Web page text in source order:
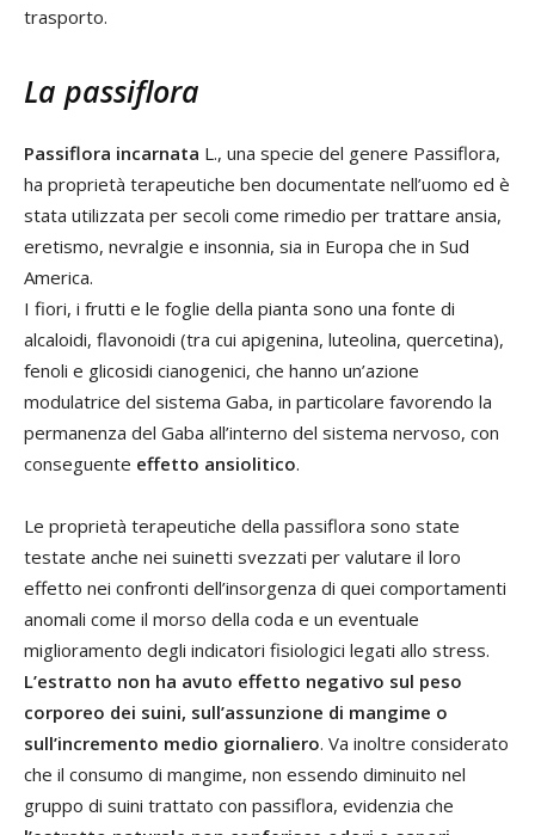
trasporto.
La passiflora
Passiflora incarnata L., una specie del genere Passiflora,
ha proprietà terapeutiche ben documentate nell’uomo ed è
stata utilizzata per secoli come rimedio per trattare ansia,
eretismo, nevralgie e insonnia, sia in Europa che in Sud
America.
I fiori, i frutti e le foglie della pianta sono una fonte di
alcaloidi, flavonoidi (tra cui apigenina, luteolina, quercetina),
fenoli e glicosidi cianogenici, che hanno un’azione
modulatrice del sistema Gaba, in particolare favorendo la
permanenza del Gaba all’interno del sistema nervoso, con
conseguente effetto ansiolitico.
Le proprietà terapeutiche della passiflora sono state
testate anche nei suinetti svezzati per valutare il loro
effetto nei confronti dell’insorgenza di quei comportamenti
anomali come il morso della coda e un eventuale
miglioramento degli indicatori fisiologici legati allo stress.
L’estratto non ha avuto effetto negativo sul peso
corporeo dei suini, sull’assunzione di mangime o
sull’incremento medio giornaliero. Va inoltre considerato
che il consumo di mangime, non essendo diminuito nel
gruppo di suini trattato con passiflora, evidenzia che